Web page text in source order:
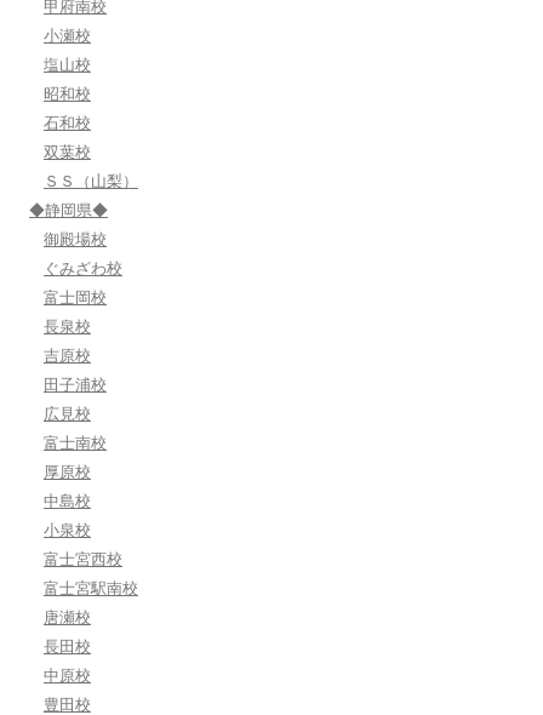
甲府南校
小瀬校
塩山校
昭和校
石和校
双葉校
ＳＳ（山梨）
◆静岡県◆
御殿場校
ぐみざわ校
富士岡校
長泉校
吉原校
田子浦校
広見校
富士南校
厚原校
中島校
小泉校
富士宮西校
富士宮駅南校
唐瀬校
長田校
中原校
豊田校